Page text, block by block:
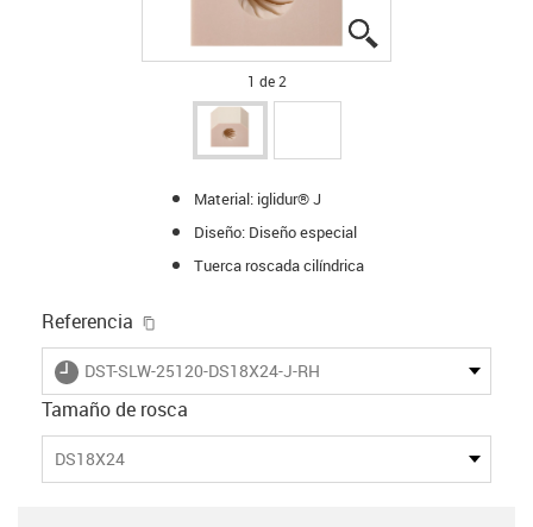
1 de 2
Material: iglidur® J
Diseño: Diseño especial
Tuerca roscada cilíndrica
Referencia
igus-icon-lieferzeit
DST-SLW-25120-DS18X24-J-RH
Tamaño de rosca
DS18X24